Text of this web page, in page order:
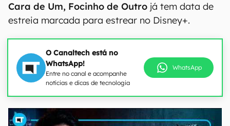
Cara de Um, Focinho de Outro já tem data de
estreia marcada para estrear no Disney+.
O Canaltech está no
WhatsApp!
Entre no canal e acompanhe
notícias e dicas de tecnologia
WhatsApp